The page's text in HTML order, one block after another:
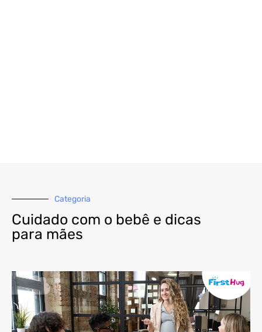
Categoria
Cuidado com o bebê e dicas
para mães